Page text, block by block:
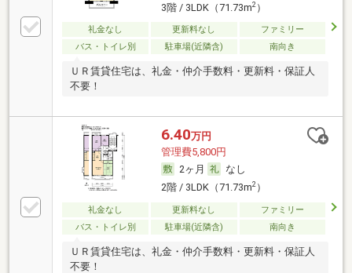
3階 / 3LDK（71.73m2）
礼金なし 更新料なし
ファミリー
バス・トイレ別
駐車場(近隣含) 南向き
ＵＲ賃貸住宅は、礼金・仲介手数料・更新料・保証人
不要！
6.40万円
管理費5,800円
2ヶ月
なし
2階 / 3LDK（71.73m2）
礼金なし 更新料なし
ファミリー
バス・トイレ別
駐車場(近隣含) 南向き
ＵＲ賃貸住宅は、礼金・仲介手数料・更新料・保証人
不要！